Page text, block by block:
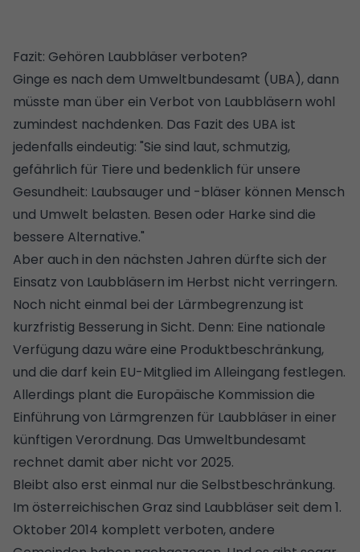
Fazit: Gehören Laubbläser verboten?
Ginge es nach dem Umweltbundesamt (UBA), dann
müsste man über ein Verbot von Laubbläsern wohl
zumindest nachdenken. Das Fazit des UBA ist
jedenfalls eindeutig: "Sie sind laut, schmutzig,
gefährlich für Tiere und bedenklich für unsere
Gesundheit: Laubsauger und -bläser können Mensch
und Umwelt belasten. Besen oder Harke sind die
bessere Alternative."
Aber auch in den nächsten Jahren dürfte sich der
Einsatz von Laubbläsern im Herbst nicht verringern.
Noch nicht einmal bei der Lärmbegrenzung ist
kurzfristig Besserung in Sicht. Denn: Eine nationale
Verfügung dazu wäre eine Produktbeschränkung,
und die darf kein EU-Mitglied im Alleingang festlegen.
Allerdings plant die Europäische Kommission die
Einführung von Lärmgrenzen für Laubbläser in einer
künftigen Verordnung. Das Umweltbundesamt
rechnet damit aber nicht vor 2025.
Bleibt also erst einmal nur die Selbstbeschränkung.
Im österreichischen Graz sind Laubbläser seit dem 1.
Oktober 2014 komplett verboten, andere